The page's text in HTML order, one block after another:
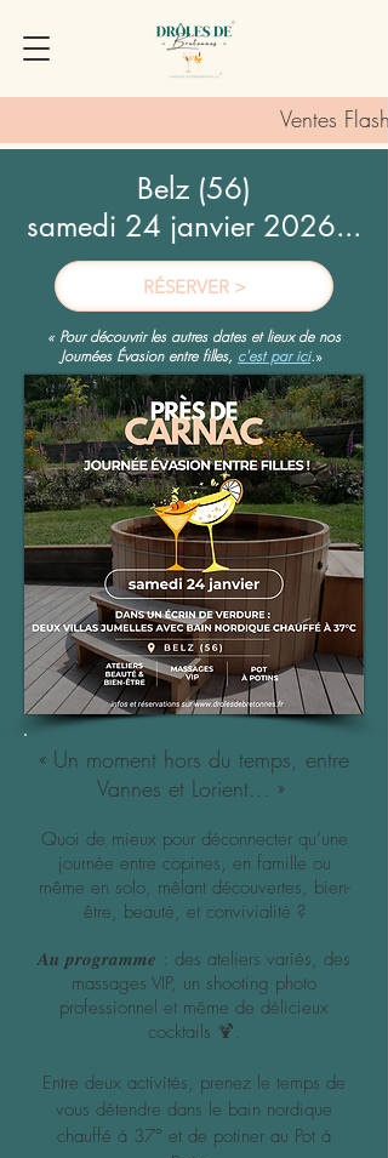
Ventes Flash :
Belz (56)
samedi 24 janvier 2026...
RÉSERVER >
« Pour découvrir les autres dates et lieux de nos
Journées Évasion entre filles, c'est par ici.»
« Un moment hors du temps, entre
Vannes et Lorient. .. »
Quoi de mieux pour déconnecter qu’une
journée entre copines, en famille ou
même en solo, mêlantdécouvertes, bien-
être, beauté, et convivialité ?
𝑨𝒖 𝒑𝒓𝒐𝒈𝒓𝒂𝒎𝒎𝒆 : des ateliers variés, des
massages VIP, un shooting photo
professionnel et même de délicieux
cocktails 🍹​.
Entre deux activités, prenez le temps de
vous détendre dans le bain nordique
chauffé à 37° et de potiner au Pot à